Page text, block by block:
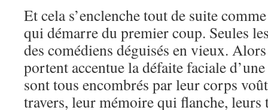
Et cela s’enclenche tout de suite
qui démarre du premier coup. Seules
des comédiens déguisés en vieux.
portent accentue la défaite faciale
sont tous encombrés par leur corps
travers, leur mémoire qui flanche, leurs